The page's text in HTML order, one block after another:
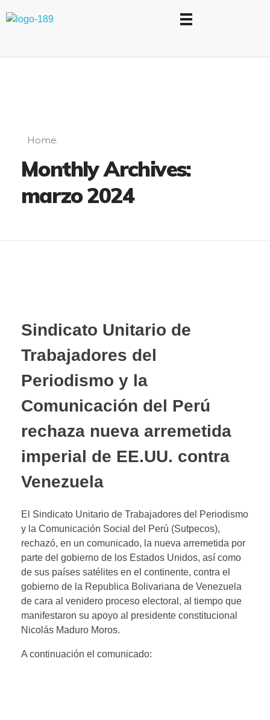
Home
Monthly Archives:
marzo 2024
Sindicato Unitario de
Trabajadores del
Periodismo y la
Comunicación del Perú
rechaza nueva arremetida
imperial de EE.UU. contra
Venezuela
El Sindicato Unitario de Trabajadores del Periodismo
y la Comunicación Social del Perú (Sutpecos),
rechazó, en un comunicado, la nueva arremetida por
parte del gobierno de los Estados Unidos, así como
de sus países satélites en el continente, contra el
gobierno de la Republica Bolivariana de Venezuela
de cara al venidero proceso electoral, al tiempo que
manifestaron su apoyo al presidente constitucional
Nicolás Maduro Moros.
A continuación el comunicado: